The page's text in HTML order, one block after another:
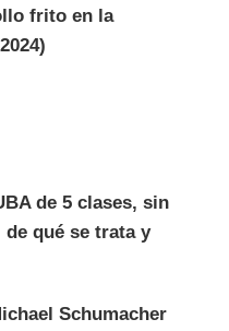
frito en la
de 5 clases, sin
qué se trata y
Schumacher